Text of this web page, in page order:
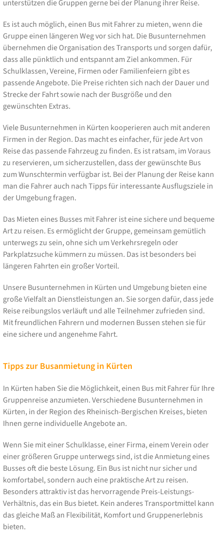
unterstützen die Gruppen gerne bei der Planung ihrer Reise.
Es ist auch möglich, einen Bus mit Fahrer zu mieten, wenn die
Gruppe einen längeren Weg vor sich hat. Die Busunternehmen
übernehmen die Organisation des Transports und sorgen dafür,
dass alle pünktlich und entspannt am Ziel ankommen. Für
Schulklassen, Vereine, Firmen oder Familienfeiern gibt es
passende Angebote. Die Preise richten sich nach der Dauer und
Strecke der Fahrt sowie nach der Busgröße und den
gewünschten Extras.
Viele Busunternehmen in Kürten kooperieren auch mit anderen
Firmen in der Region. Das macht es einfacher, für jede Art von
Reise das passende Fahrzeug zu finden. Es ist ratsam, im Voraus
zu reservieren, um sicherzustellen, dass der gewünschte Bus
zum Wunschtermin verfügbar ist. Bei der Planung der Reise kann
man die Fahrer auch nach Tipps für interessante Ausflugsziele in
der Umgebung fragen.
Das Mieten eines Busses mit Fahrer ist eine sichere und bequeme
Art zu reisen. Es ermöglicht der Gruppe, gemeinsam gemütlich
unterwegs zu sein, ohne sich um Verkehrsregeln oder
Parkplatzsuche kümmern zu müssen. Das ist besonders bei
längeren Fahrten ein großer Vorteil.
Unsere Busunternehmen in Kürten und Umgebung bieten eine
große Vielfalt an Dienstleistungen an. Sie sorgen dafür, dass jede
Reise reibungslos verläuft und alle Teilnehmer zufrieden sind.
Mit freundlichen Fahrern und modernen Bussen stehen sie für
eine sichere und angenehme Fahrt.
Tipps zur Busanmietung in Kürten
In Kürten haben Sie die Möglichkeit, einen Bus mit Fahrer für Ihre
Gruppenreise anzumieten. Verschiedene Busunternehmen in
Kürten, in der Region des Rheinisch-Bergischen Kreises, bieten
Ihnen gerne individuelle Angebote an.
Wenn Sie mit einer Schulklasse, einer Firma, einem Verein oder
einer größeren Gruppe unterwegs sind, ist die Anmietung eines
Busses oft die beste Lösung. Ein Bus ist nicht nur sicher und
komfortabel, sondern auch eine praktische Art zu reisen.
Besonders attraktiv ist das hervorragende Preis-Leistungs-
Verhältnis, das ein Bus bietet. Kein anderes Transportmittel kann
das gleiche Maß an Flexibilität, Komfort und Gruppenerlebnis
bieten.